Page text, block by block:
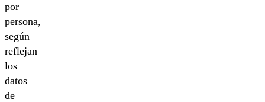
por
persona,
según
reflejan
los
datos
de